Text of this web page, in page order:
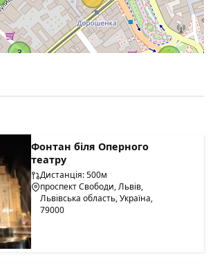
3 7
Фонтан біля Оперного
театру
Дистанція: 500м
проспект Свободи, Львів,
Львівська область, Україна,
79000